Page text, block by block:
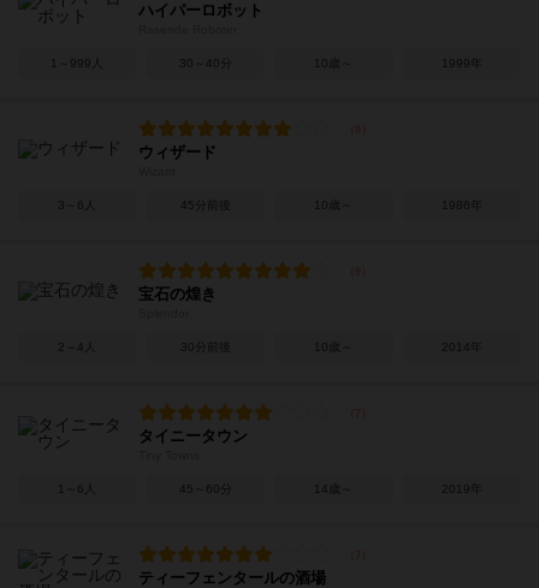
ハイパーロボット
1～999人 30～40分 10歳～ 1999年
ウィザード
3～6人 45分前後 10歳～ 1986年
宝石の煌き
2～4人 30分前後 10歳～ 2014年
タイニータウン
1～6人 45～60分 14歳～ 2019年
ティーフェンタールの酒場